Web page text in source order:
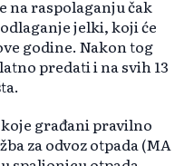
na raspolaganju čak
jelki, koji će
godine. Nakon tog
predati i na svih 13
građani pravilno
za odvoz otpada (MA